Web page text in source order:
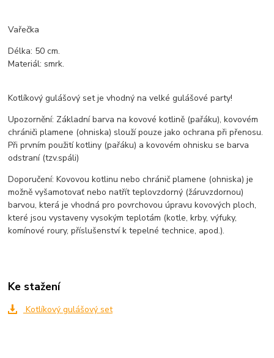
Vařečka
Délka: 50 cm.
Materiál: smrk.
Kotlíkový gulášový set je vhodný na velké gulášové party!
Upozornění: Základní barva na kovové kotlině (pařáku), kovovém
chrániči plamene (ohniska) slouží pouze jako ochrana při přenosu.
Při prvním použití kotliny (pařáku) a kovovém ohnisku se barva
odstraní (tzv.spáli)
Doporučení: Kovovou kotlinu nebo chránič plamene (ohniska) je
možně vyšamotovať nebo natřít teplovzdorný (žáruvzdornou)
barvou, která je vhodná pro povrchovou úpravu kovových ploch,
které jsou vystaveny vysokým teplotám (kotle, krby, výfuky,
komínové roury, příslušenství k tepelné technice, apod.).
Ke stažení
Kotlíkový gulášový set